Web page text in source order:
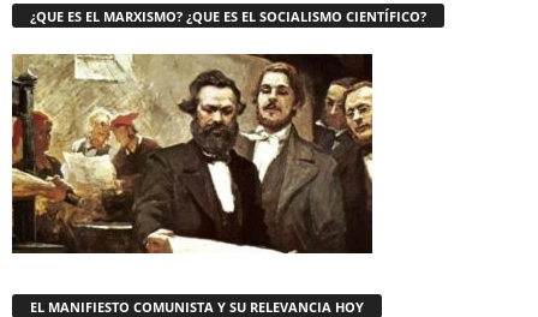
¿QUE ES EL MARXISMO? ¿QUE ES EL SOCIALISMO CIENTÍFICO?
EL MANIFIESTO COMUNISTA Y SU RELEVANCIA HOY